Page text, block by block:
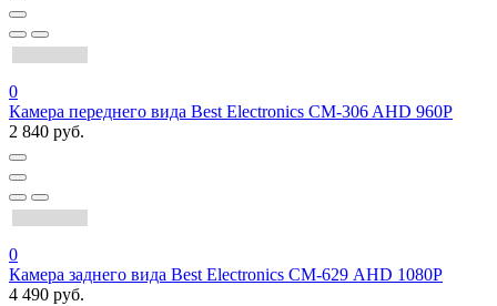
0
Камера переднего вида Best Electronics CM-306 AHD 960P
2 840 руб.
0
Камера заднего вида Best Electronics СМ-629 AHD 1080P
4 490 руб.